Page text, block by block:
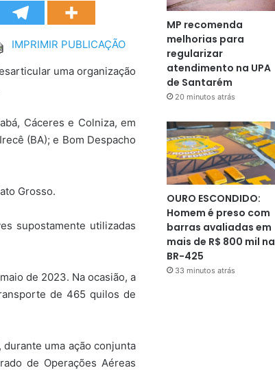
IMPRIMIR PUBLICAÇÃO
uma organização
Cáceres e Colniza, em
(BA); e Bom Despacho
Grosso.
supostamente utilizadas
de 2023. Na ocasião, a
de 465 quilos de
uma ação conjunta
de Operações Aéreas
MP recomenda
melhorias para
regularizar
atendimento na UPA
de Santarém
20 minutos atrás
OURO ESCONDIDO:
Homem é preso com
barras avaliadas em
mais de R$ 800 mil na
BR-425
33 minutos atrás